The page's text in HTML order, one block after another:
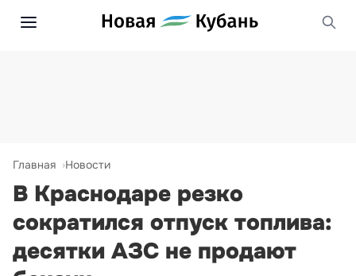
Главная Новости
В Краснодаре резко
сократился отпуск топлива:
десятки АЗС не продают